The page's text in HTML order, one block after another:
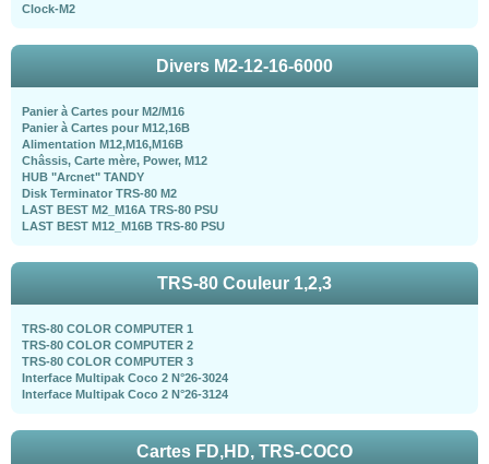
Clock-M2
Divers M2-12-16-6000
Panier à Cartes pour M2/M16
Panier à Cartes pour M12,16B
Alimentation M12,M16,M16B
Châssis, Carte mère, Power, M12
HUB "Arcnet" TANDY
Disk Terminator TRS-80 M2
LAST BEST M2_M16A TRS-80 PSU
LAST BEST M12_M16B TRS-80 PSU
TRS-80 Couleur 1,2,3
TRS-80 COLOR COMPUTER 1
TRS-80 COLOR COMPUTER 2
TRS-80 COLOR COMPUTER 3
Interface Multipak Coco 2 N°26-3024
Interface Multipak Coco 2 N°26-3124
Cartes FD,HD, TRS-COCO